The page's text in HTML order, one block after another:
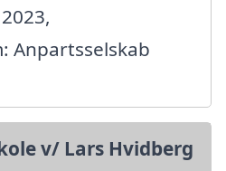
Anpartsselskab
v/ Lars Hvidberg